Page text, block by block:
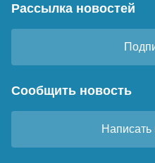
Рассылка новостей
Сообщить новость